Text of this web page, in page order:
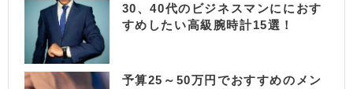
30、40代のビジネスマンににおす
すめしたい高級腕時計15選！
予算25～50万円でおすすめのメン